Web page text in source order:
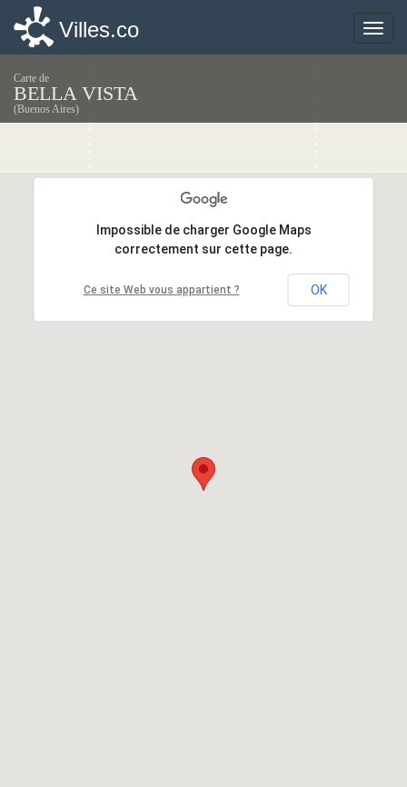
Toggle
Villes.co
Carte de
BELLA VISTA
(Buenos Aires)
Impossible de charger Google Maps
correctement sur cette page.
Ce site Web vous appartient ? OK
Impossible de charger Google Maps
correctement sur cette page.
Ce site Web vous appartient ? OK
Toggle
Villes.co